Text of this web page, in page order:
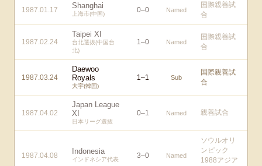
1987.01.17 Shanghai
上海市(中国) 0–0 Named
国際親善試
合
1987.02.24
Taipei XI
台北選抜(中国台
北)
1–0 Named
国際親善試
合
1987.03.24
Daewoo
Royals
大宇(韓国)
1–1 Sub
国際親善試
合
1987.04.02
Japan League
XI
日本リーグ選抜
0–1 Named 親善試合
1987.04.08 Indonesia
インドネシア代表 3–0 Named
ソウルオリ
ンピック
1988アジア